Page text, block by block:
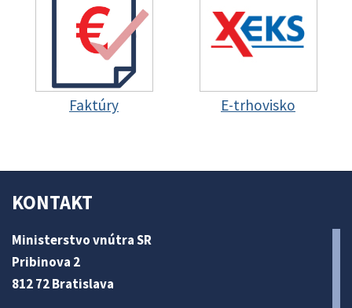
Faktúry E-trhovisko
KONTAKT
Ministerstvo vnútra SR
Pribinova 2
812 72 Bratislava